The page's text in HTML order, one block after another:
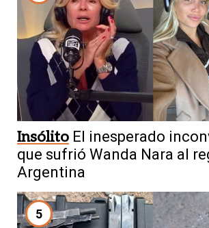
Insólito El inesperado
que sufrió Wanda Nara al
Argentina
5